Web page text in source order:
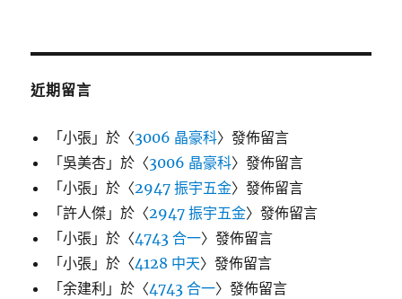
近期留言
「小張 」於〈3006 晶豪科〉發佈留言
「吳美杏 」於〈3006 晶豪科〉發佈留言
「小張 」於〈2947 振宇五金〉發佈留言
「許人傑 」於〈2947 振宇五金〉發佈留言
「小張 」於〈4743 合一〉發佈留言
「小張 」於〈4128 中天〉發佈留言
「余建利 」於〈4743 合一〉發佈留言